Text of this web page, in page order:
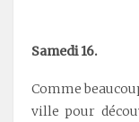
Samedi 16.
Comme
ville pour